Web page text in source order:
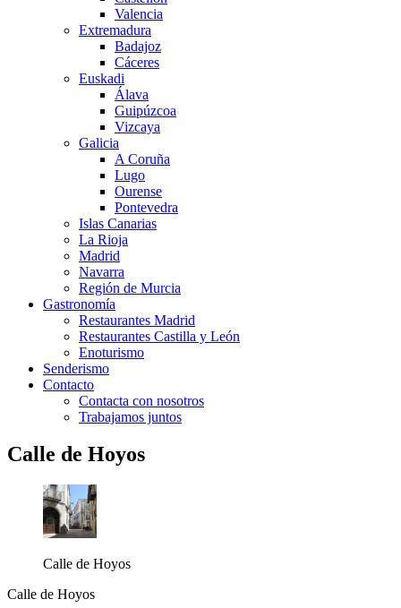
Valencia
Extremadura
Badajoz
Cáceres
Euskadi
Álava
Guipúzcoa
Vizcaya
Galicia
A Coruña
Lugo
Ourense
Pontevedra
Islas Canarias
La Rioja
Madrid
Navarra
Región de Murcia
Gastronomía
Restaurantes Madrid
Restaurantes Castilla y León
Enoturismo
Senderismo
Contacto
Contacta con nosotros
Trabajamos juntos
Calle de Hoyos
Calle de Hoyos
Calle de Hoyos